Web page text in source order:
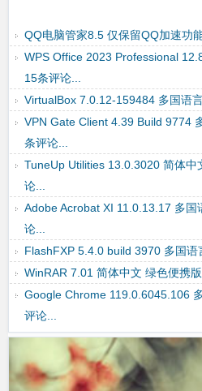
QQ电脑管家8.5 仅保留QQ加速功
WPS Office 2023 Professional
15条评论...
VirtualBox 7.0.12-159484 多国语
VPN Gate Client 4.39 Build 9774
条评论...
TuneUp Utilities 13.0.3020 简体中
论...
Adobe Acrobat XI 11.0.13.17 多国
论...
FlashFXP 5.4.0 build 3970 多国语
WinRAR 7.01 简体中文 绿色便携
Google Chrome 119.0.6045.106
评论...
Disk Genius Pro 5.5.0.1488 多国
论...